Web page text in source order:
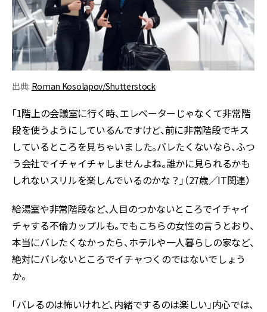
出典: Roman Kosolapov/Shutterstock
「1階上の会議室に行く時、エレベーターじゃなくて非常階
段を使うようにしているんですけど、前に非常階段でキス
しているところを見ちゃいました。バレたくないなら、ふつ
う会社でイチャイチャしませんよね。誰かに見られるかも
しれないスリルを楽しんでいるのかな？」（27歳／IT関連）
給湯室や非常階段など、人目のつかないところでイチャイ
チャする不倫カップルも。でもこちらの女性の言うとおり、
本当にバレたくなかったら、ホテルや一人暮らしの家など、
絶対にバレないところでイチャつくのではないでしょう
か。
「バレるのは怖いけれど、内緒でするのは楽しい」内心では、